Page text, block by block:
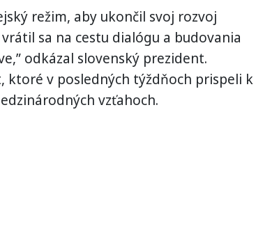
režim, aby ukončil svoj rozvoj
sa na cestu dialógu a budovania
odkázal slovenský prezident.
ktoré v posledných týždňoch prispeli k
vzťahoch.